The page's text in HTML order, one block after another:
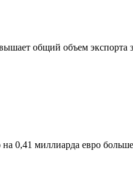
общий объем экспорта
0,41 миллиарда евро